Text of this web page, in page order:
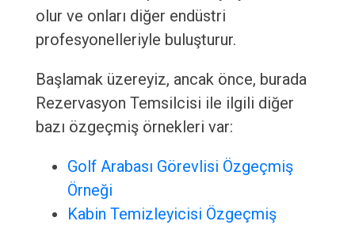
olur ve onları diğer endüstri
profesyonelleriyle buluşturur.
Başlamak üzereyiz, ancak önce, burada
Rezervasyon Temsilcisi ile ilgili diğer
bazı özgeçmiş örnekleri var:
Golf Arabası Görevlisi Özgeçmiş
Örneği
Kabin Temizleyicisi Özgeçmiş